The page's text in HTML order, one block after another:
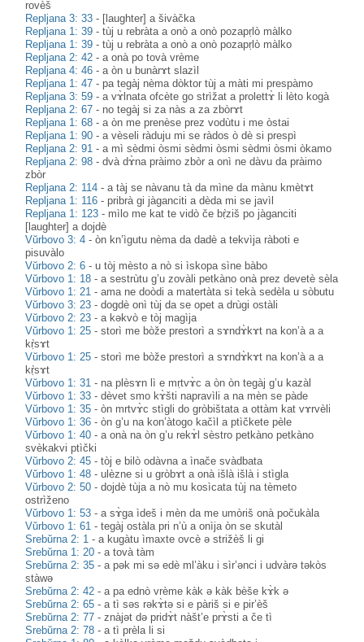
rovèš
Repljana 3: 33 - [laughter] a šivàčka
Repljana 1: 39 -tùj u rebràta a onò a onò pozapṛlò màlko
Repljana 1: 39 -tùj u rebràta a onò a onò pozapṛlò màlko
Repljana 2: 42 -a onà po tovà vrème
Repljana 4: 46 -a òn u bunàrɤt slazìl
Repljana 1: 47 -pa tegàj nèma dòktor tùj a màti mi prespàmo
Repljana 3: 59 -a vɤ̀lnata ofcète go strìžat a prolettɤ̀ li lèto kogà
Repljana 2: 67 - no tegàj si za nàs a za zbòrɤt
Repljana 1: 68 -a òn me prenèse prez vodùtu i me òstai
Repljana 1: 90 -a vèseli ràduju mi se ràdos ò dè si prespì
Repljana 2: 91 -a mì sèdmi òsmi sèdmi òsmi sèdmi òsmi òkamo
Repljana 2: 98 -dvà dɤ̀na pràimo zbòr a onì ne dàvu da pràimo
zbòr
Repljana 2: 114 -a tàj se nàvanu tà da mìne da mànu kmètɤt
Repljana 1: 116 -pribrà gi jàganciti a dèda mi se javìl
Repljana 1: 123 - mìlo me kat te vidò če bṛ̀ziš po jàganciti
[laughter] a dojdè
Vŭrbovo 3: 4 -òn kn’ìgutu nèma da dadè a tekvìja ràboti e
pisuvàlo
Vŭrbovo 2: 6 -u tòj mèsto a nò si ìskopa sìne bàbo
Vŭrbovo 1: 18 -a sestrùtu g’u zovàli petkàno onà prez devetè sèla
Vŭrbovo 1: 21 -ama ne doòdi a matertàta si tekà sedèla u sòbutu
Vŭrbovo 3: 23 -dogdè onì tùj da se opet a drùgi ostàli
Vŭrbovo 2: 23 -a kəkvò e tòj magìja
Vŭrbovo 1: 25 -storì me bòže prestorì a sɤndɤ̀kɤt na kon’à a a
kṛ̀sɤt
Vŭrbovo 1: 25 -storì me bòže prestorì a sɤndɤ̀kɤt na kon’à a a
kṛ̀sɤt
Vŭrbovo 1: 31 - na plèsɤn lì e mṛtvɤ̀c a òn òn tegàj g’u kazàl
Vŭrbovo 1: 33 -dèvet smo kɤ̀šti napravìli a na mèn se pàde
Vŭrbovo 1: 35 -òn mrtvɤ̀c stìgli do gròbištata a ottàm kat vɤrvèli
Vŭrbovo 1: 36 -òn g’u na kon’àtogo kačìl a ptìčkete pèle
Vŭrbovo 1: 40 -a onà na òn g’u rekɤ̀l sèstro petkàno petkàno
svèkakvi ptìčki
Vŭrbovo 2: 45 -tòj e bilò odàvna a ìnače svàdbata
Vŭrbovo 1: 48 -ulèzne si u gròbɤt a onà išlà išlà i stìgla
Vŭrbovo 2: 50 -dojdè tùja a nò mu kosìcata tùj na tèmeto
ostrìženo
Vŭrbovo 1: 53 -a sɤ̀ga ìdeš i mèn da me umòriš onà počukàla
Vŭrbovo 1: 61 -tegàj ostàla pri n’ù a onìja òn se skutàl
Srebŭrna 2: 1 -a kugàtu ìmaxte ovcè ə strižèš li gi
Srebŭrna 1: 20 -a tovà tàm
Srebŭrna 2: 35 -a pək mi sə edè ml’àku i sìr’ənci i udvàrə təkòs
stàwə
Srebŭrna 2: 42 -a pa ednò vrème kàk ə kàk bèše kɤ̀k ə
Srebŭrna 2: 65 -a tì səs rəkɤ̀tə si e pàriš si e pir’èš
Srebŭrna 2: 77 -znàjət də pridɤ̀t nàšt’e prɤ̀sti a če tì
Srebŭrna 2: 78 -a tì prèla li si